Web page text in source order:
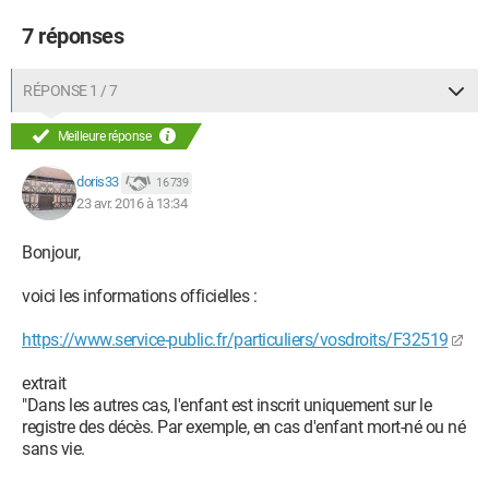
7 réponses
RÉPONSE 1 / 7
Meilleure réponse
doris33 16 739
23 avr. 2016 à 13:34
Bonjour,
voici les informations officielles :
https://www.service-public.fr/particuliers/vosdroits/F32519
extrait
"Dans les autres cas, l'enfant est inscrit uniquement sur le
registre des décès. Par exemple, en cas d'enfant mort-né ou né
sans vie.